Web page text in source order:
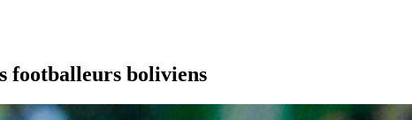
footballeurs boliviens